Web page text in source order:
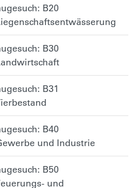
B20
B30
B31
B40
und Industrie
B50
und